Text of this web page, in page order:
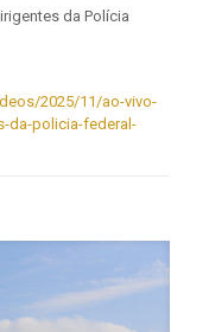
da Polícia
2025/11/ao-vivo-
da-policia-federal-